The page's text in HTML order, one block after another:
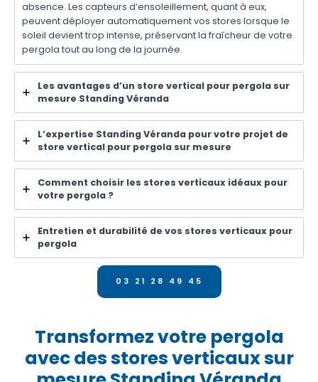
absence. Les capteurs d’ensoleillement, quant à eux,
peuvent déployer automatiquement vos stores lorsque le
soleil devient trop intense, préservant la fraîcheur de votre
pergola tout au long de la journée.
Les avantages d’un store vertical pour pergola sur
mesure Standing Véranda
L’expertise Standing Véranda pour votre projet de
store vertical pour pergola sur mesure
Comment choisir les stores verticaux idéaux pour
votre pergola ?
Entretien et durabilité de vos stores verticaux pour
pergola
03 21 28 49 45
Transformez votre pergola
avec des stores verticaux sur